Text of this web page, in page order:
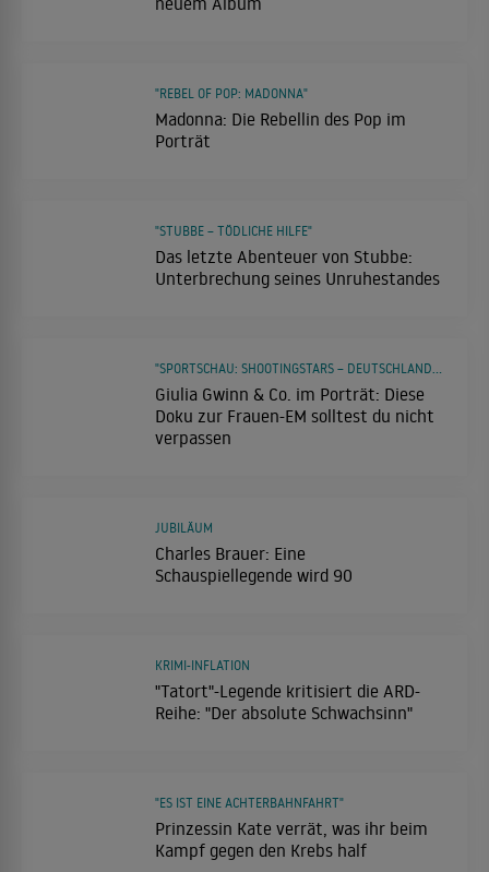
Madonna: Die Rebellin des Pop im
Porträt
"REBEL OF POP: MADONNA"
Das letzte Abenteuer von Stubbe:
Unterbrechung seines Unruhestandes
"STUBBE – TÖDLICHE HILFE"
Giulia Gwinn & Co. im Porträt: Diese
Doku zur Frauen-EM solltest du nicht
verpassen
Charles Brauer: Eine
Schauspiellegende wird 90
JUBILÄUM
"Tatort"-Legende kritisiert die ARD-
Reihe: "Der absolute Schwachsinn"
KRIMI-INFLATION
Prinzessin Kate verrät, was ihr beim
Kampf gegen den Krebs half
"ES IST EINE ACHTERBAHNFAHRT"